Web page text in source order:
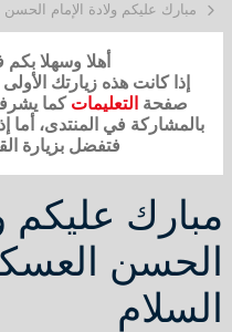
مبارك عليكم ولادة الإمام
أهلا وسهلا
إذا كانت هذه زيارتك
صفحة التعليمات كما
بالمشاركة في المنتدى، أما
فتفضل بزيارة
مبارك عليكم
الحسن
السلام